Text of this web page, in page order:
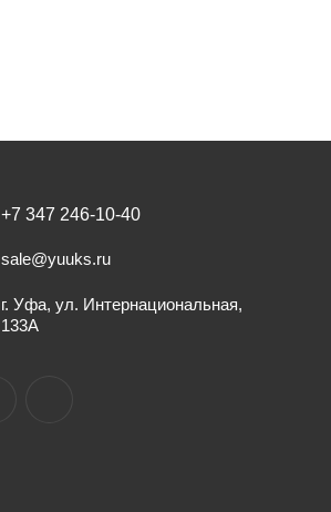
+7 347 246-10-40
sale@yuuks.ru
г. Уфа, ул. Интернациональная,
133А